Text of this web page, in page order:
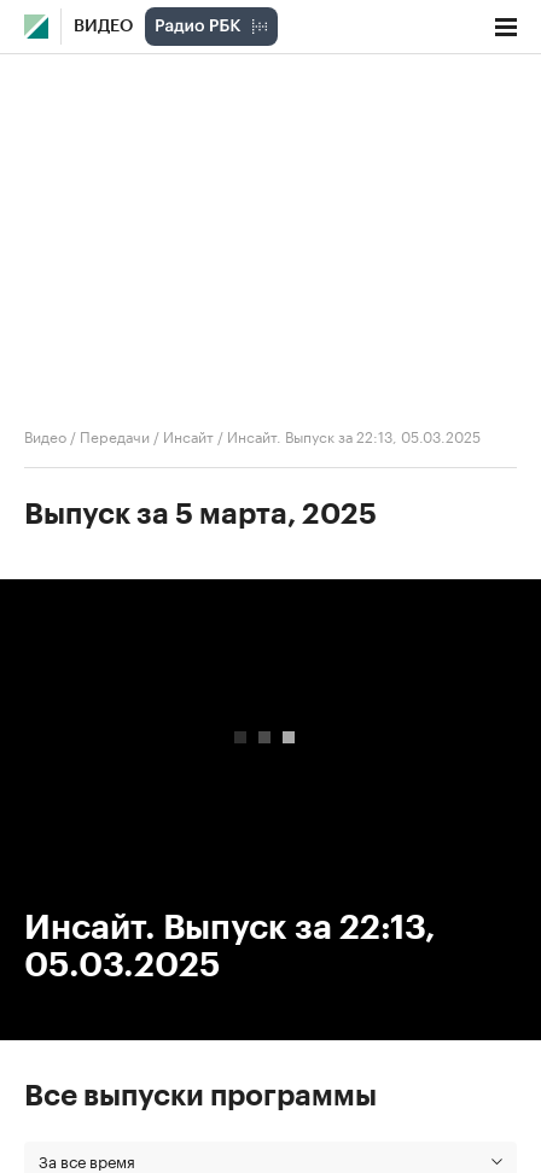
ВИДЕО
Видео / Передачи / Инсайт / Инсайт. Выпуск за 22:13, 05.03.2025
Выпуск за 5 марта, 2025
Инсайт. Выпуск за 22:13,
05.03.2025
Все выпуски программы
За все время